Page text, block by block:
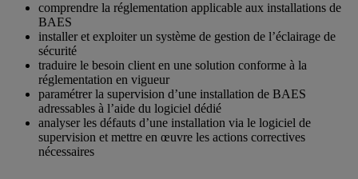
comprendre la réglementation applicable aux installations de
BAES
installer et exploiter un système de gestion de l’éclairage de
sécurité
traduire le besoin client en une solution conforme à la
réglementation en vigueur
paramétrer la supervision d’une installation de BAES
adressables à l’aide du logiciel dédié
analyser les défauts d’une installation via le logiciel de
supervision et mettre en œuvre les actions correctives
nécessaires